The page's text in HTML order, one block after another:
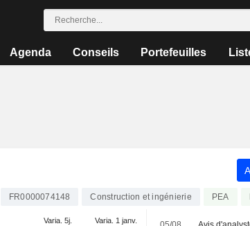
Agenda Conseils Portefeuilles
FR0000074148 Construction et ingénierie PEA
Varia. 5j. Varia. 1 janv.